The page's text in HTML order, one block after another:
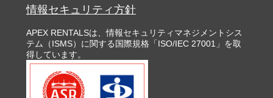
情報セキュリティ方針
APEX RENTALSは、情報セキュリティマネジメントシス
テム（ISMS）に関する国際規格「ISO/IEC 27001」を取
得しています。